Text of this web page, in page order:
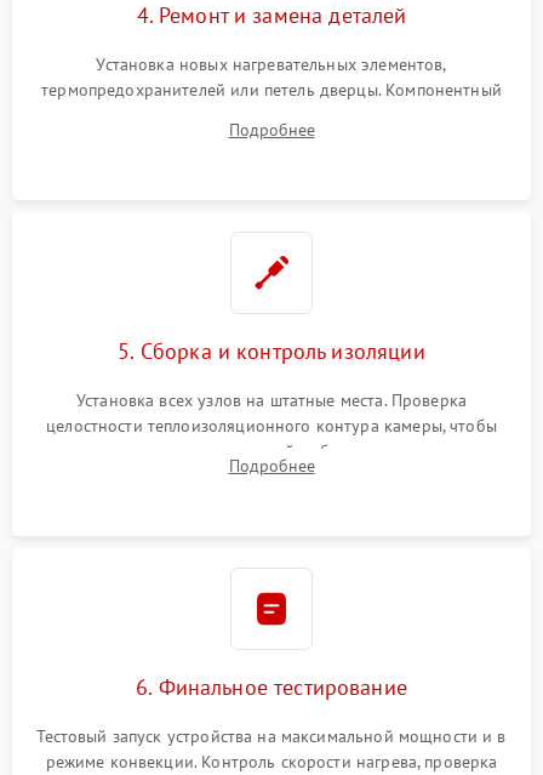
4. Ремонт и замена деталей
Установка новых нагревательных элементов,
термопредохранителей или петель дверцы. Компонентный
выгоревших реле, восстановление контактов и замена
Подробнее
5. Сборка и контроль изоляции
Установка всех узлов на штатные места. Проверка
целостности теплоизоляционного контура камеры, чтобы
исключить перегрев кухонной мебели и потерю тепла.
Надежная фиксация клемм и сборка корпуса шкафа.
Подробнее
6. Финальное тестирование
Тестовый запуск устройства на максимальной мощности и в
режиме конвекции. Контроль скорости нагрева, проверка